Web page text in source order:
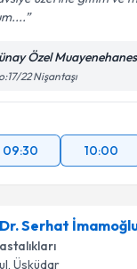
işlenmesine
işlenmesini kabul
Özel
22 Nişantaşı
09:30 10:00
Serhat
, Üsküdar